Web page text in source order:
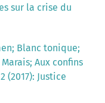
sur la crise du
Blanc tonique;
Aux confins
(2017): Justice